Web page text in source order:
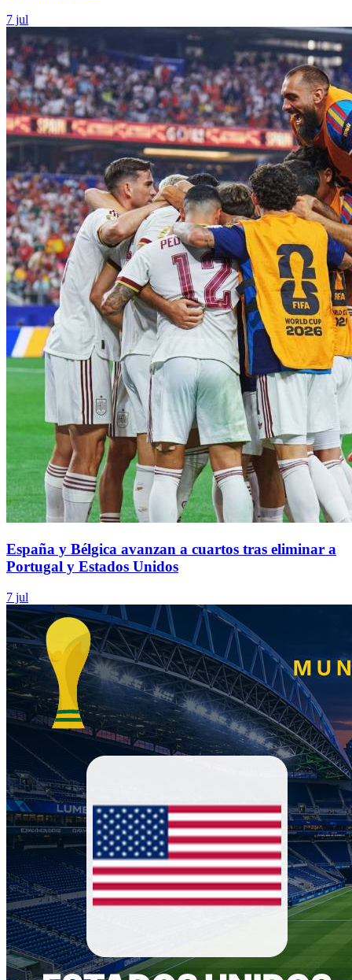
7 jul
España y Bélgica avanzan a cuartos tras eliminar a
Portugal y Estados Unidos
7 jul